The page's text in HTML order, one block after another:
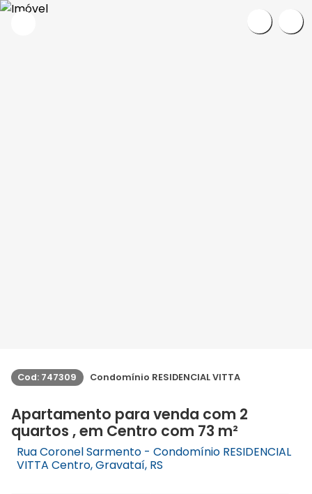
Cod: 747309 Condomínio RESIDENCIAL VITTA
Apartamento para venda com 2
quartos , em Centro com 73 m²
Rua Coronel Sarmento - Condomínio RESIDENCIAL
VITTA Centro, Gravataí, RS